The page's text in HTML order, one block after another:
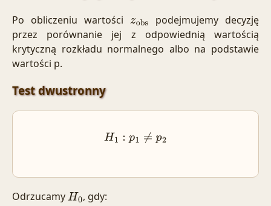
Po obliczeniu wartościzobs podejmujemy decyzję
przez porównanie jej z odpowiednią wartością
krytyczną rozkładu normalnego albo na podstawie
wartości p.
Test dwustronny
H 1 p1 ≠p 2
OdrzucamyH0 , gdy: